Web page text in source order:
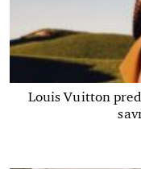
Louis Vuitton